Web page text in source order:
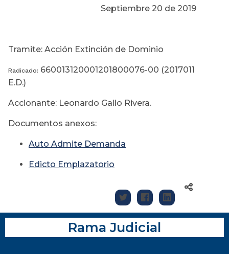
Septiembre 20 de 2019
Tramite: Acción Extinción de Dominio
Radicado: 660013120001201800076-00 (2017011
E.D.)
Accionante: Leonardo Gallo Rivera.
Documentos anexos:
Auto Admite Demanda
Edicto Emplazatorio
Rama Judicial